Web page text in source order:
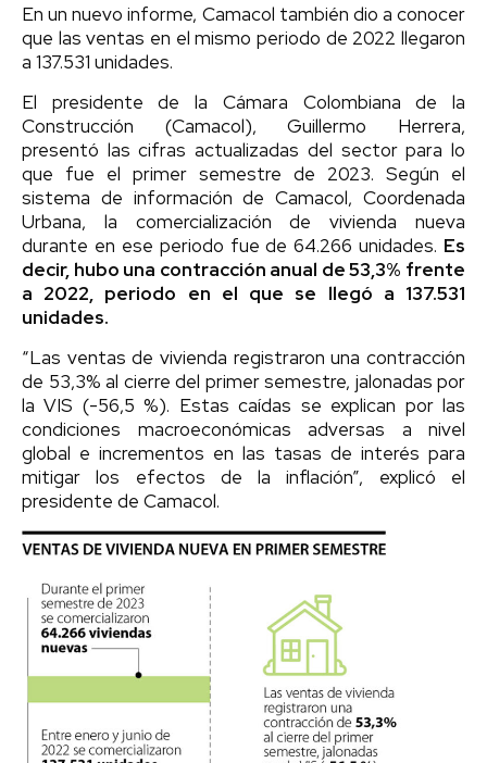
En un nuevo informe, Camacol también dio a conocer
que las ventas en el mismo periodo de 2022 llegaron
a 137.531 unidades.
El presidente de la Cámara Colombiana de la
Construcción (Camacol), Guillermo Herrera,
presentó las cifras actualizadas del sector para lo
que fue el primer semestre de 2023. Según el
sistema de información de Camacol, Coordenada
Urbana, la comercialización de vivienda nueva
durante en ese periodo fue de 64.266 unidades. Es
decir, hubo una contracción anual de 53,3% frente
a 2022, periodo en el que se llegó a 137.531
unidades.
“Las ventas de vivienda registraron una contracción
de 53,3% al cierre del primer semestre, jalonadas por
la VIS (-56,5 %). Estas caídas se explican por las
condiciones macroeconómicas adversas a nivel
global e incrementos en las tasas de interés para
mitigar los efectos de la inflación”, explicó el
presidente de Camacol.